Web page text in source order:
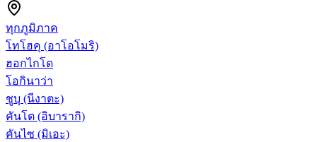
ทุกภูมิภาค
โทโฮคุ (อาโอโมริ)
ฮอกไกโด
โอกินาว่า
ชูบุ (นีงาตะ)
คันโต (อิบารากิ)
คันไซ (มิเอะ)